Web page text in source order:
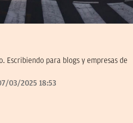
Escribiendo para blogs y empresas de
03/2025 18:53